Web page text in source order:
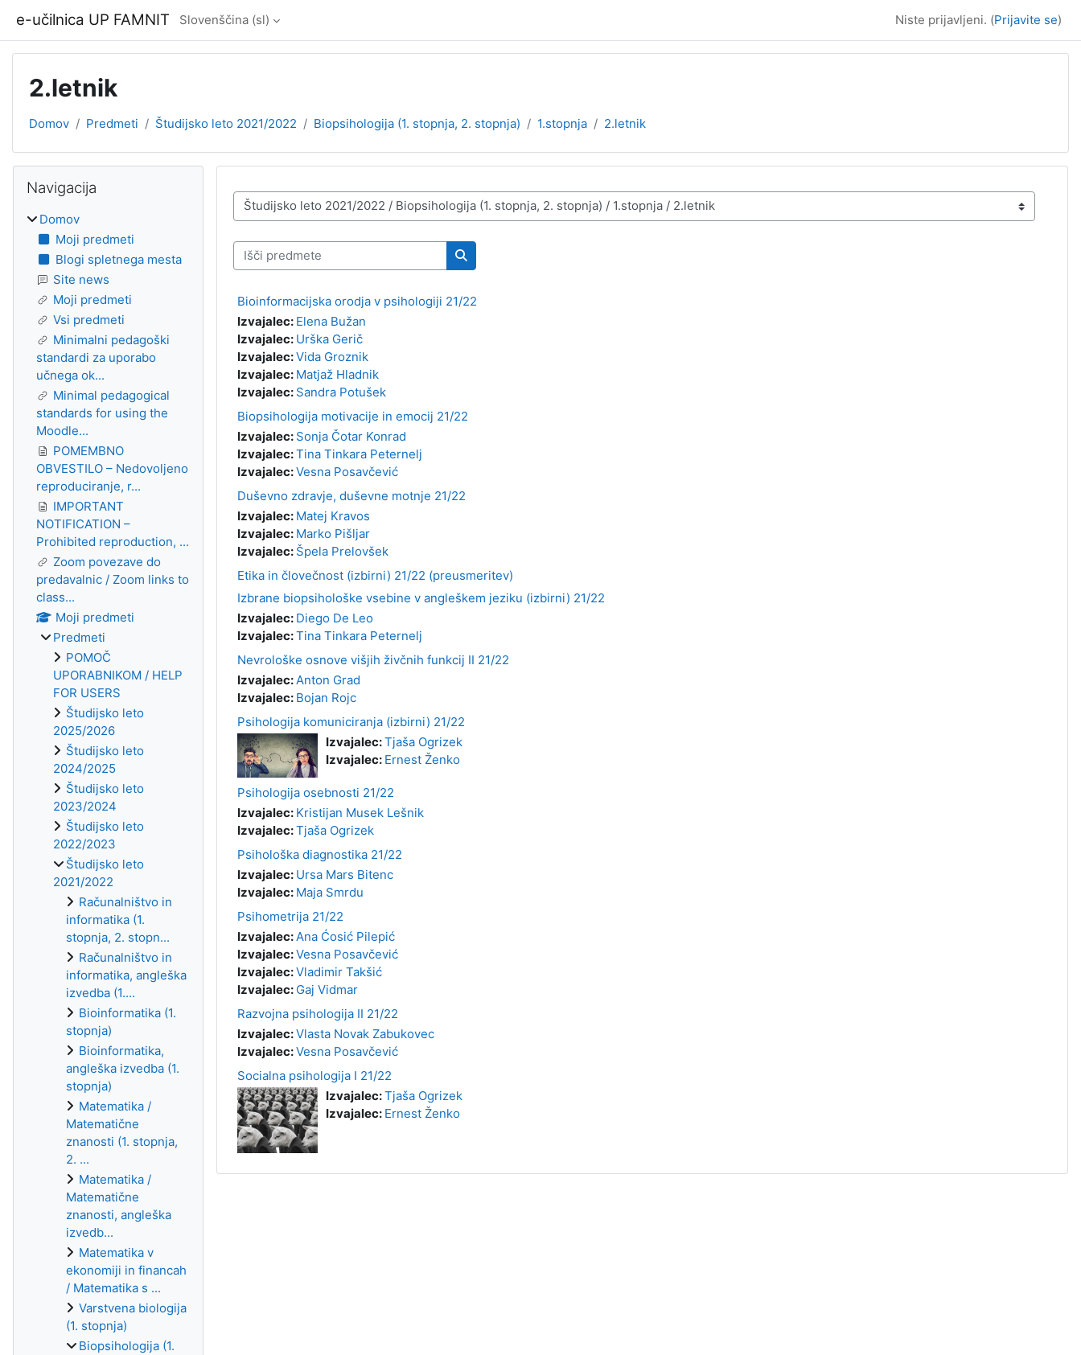
e-učilnica UP FAMNIT Slovenščina ‎(sl)‎ Niste prijavljeni. (Prijavite se)
2.letnik
Domov Predmeti Študijsko leto 2021/2022 Biopsihologija (1. stopnja, 2. stopnja) 1.stopnja 2.letnik
Kategorije predmetov
Išči predmete
Išči predmete
Bioinformacijska orodja v psihologiji 21/22
Izvajalec: Elena Bužan
Izvajalec: Urška Gerič
Izvajalec:Vida Groznik
Izvajalec: Matjaž Hladnik
Izvajalec: Sandra Potušek
Biopsihologija motivacije in emocij 21/22
Izvajalec: Sonja Čotar Konrad
Izvajalec:Tina Tinkara Peternelj
Izvajalec:Vesna Posavčević
Duševno zdravje, duševne motnje 21/22
Izvajalec: Matej Kravos
Izvajalec: Marko Pišljar
Izvajalec: Špela Prelovšek
Etika in človečnost (izbirni) 21/22 (preusmeritev)
Izbrane biopsihološke vsebine v angleškem jeziku (izbirni) 21/22
Izvajalec: Diego De Leo
Izvajalec:Tina Tinkara Peternelj
Nevrološke osnove višjih živčnih funkcij II 21/22
Izvajalec:Anton Grad
Izvajalec: Bojan Rojc
Psihologija komuniciranja (izbirni) 21/22
Izvajalec:Tjaša Ogrizek
Izvajalec: Ernest Ženko
Psihologija osebnosti 21/22
Izvajalec: Kristijan Musek Lešnik
Izvajalec:Tjaša Ogrizek
Psihološka diagnostika 21/22
Izvajalec: Ursa Mars Bitenc
Izvajalec: Maja Smrdu
Psihometrija 21/22
Izvajalec:Ana Ćosić Pilepić
Izvajalec:Vesna Posavčević
Izvajalec:Vladimir Takšić
Izvajalec: Gaj Vidmar
Razvojna psihologija II 21/22
Izvajalec:Vlasta Novak Zabukovec
Izvajalec:Vesna Posavčević
Socialna psihologija I 21/22
Izvajalec:Tjaša Ogrizek
Izvajalec: Ernest Ženko
Bloki
Navigacija
Domov
Moji predmeti
Blogi spletnega mesta
Site news
Moji predmeti
Vsi predmeti
Minimalni pedagoški
standardi za uporabo
učnega ok...
Minimal pedagogical
standards for using the
Moodle...
POMEMBNO
OBVESTILO – Nedovoljeno
reproduciranje, r...
IMPORTANT
NOTIFICATION –
Prohibited reproduction, ...
Zoom povezave do
predavalnic / Zoom links to
class...
Moji predmeti
Predmeti
POMOČ
UPORABNIKOM / HELP
FOR USERS
Študijsko leto
2025/2026
Študijsko leto
2024/2025
Študijsko leto
2023/2024
Študijsko leto
2022/2023
Študijsko leto
2021/2022
Računalništvo in
informatika (1.
stopnja, 2. stopn...
Računalništvo in
informatika, angleška
izvedba (1....
Bioinformatika (1.
stopnja)
Bioinformatika,
angleška izvedba (1.
stopnja)
Matematika /
Matematične
znanosti (1. stopnja,
2. ...
Matematika /
Matematične
znanosti, angleška
izvedb...
Matematika v
ekonomiji in financah
/ Matematika s ...
Varstvena biologija
(1. stopnja)
Biopsihologija (1.